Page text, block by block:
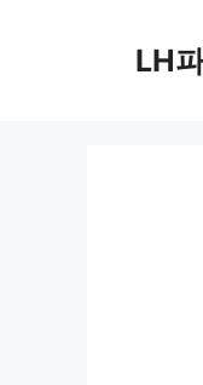
LH